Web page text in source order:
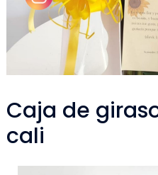
Caja de
cali